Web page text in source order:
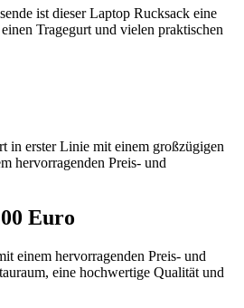
ist dieser Laptop Rucksack eine
Tragegurt und vielen praktischen
in erster Linie mit einem großzügigen
hervorragenden Preis- und
Euro
einem hervorragenden Preis- und
eine hochwertige Qualität und